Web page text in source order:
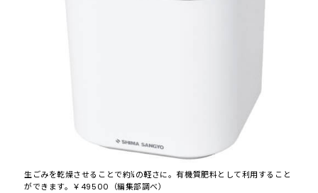
生ごみを乾燥させることで約⅕の軽さに。有機質肥料として利用すること
ができます。￥49500（編集部調べ）